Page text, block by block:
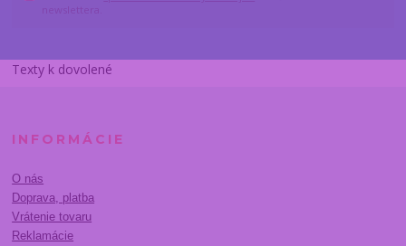
Texty k dovolené
INFORMÁCIE
O nás
Doprava, platba
Vrátenie tovaru
Reklamácie